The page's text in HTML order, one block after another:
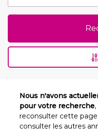
Nous n'avons
pour votre recherche
reconsulter cette
consulter les autres